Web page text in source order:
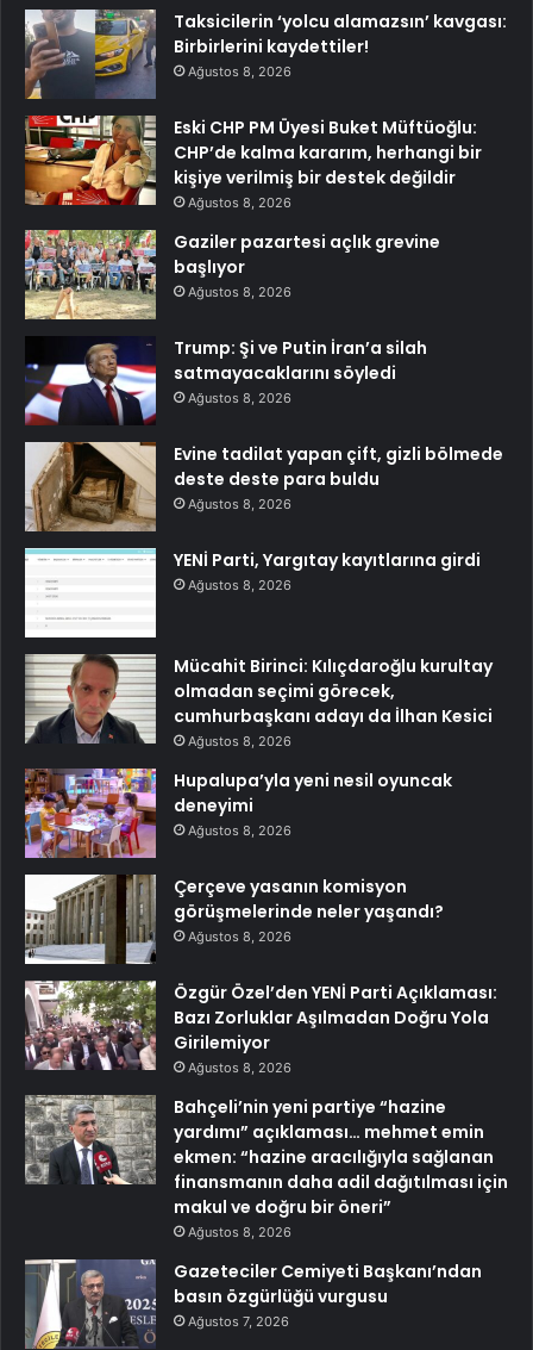
Taksicilerin ‘yolcu alamazsın’ kavgası:
Birbirlerini kaydettiler!
Ağustos 8, 2026
Eski CHP PM Üyesi Buket Müftüoğlu:
CHP’de kalma kararım, herhangi bir
kişiye verilmiş bir destek değildir
Ağustos 8, 2026
Gaziler pazartesi açlık grevine
başlıyor
Ağustos 8, 2026
Trump: Şi ve Putin İran’a silah
satmayacaklarını söyledi
Ağustos 8, 2026
Evine tadilat yapan çift, gizli bölmede
deste deste para buldu
Ağustos 8, 2026
YENİ Parti, Yargıtay kayıtlarına girdi
Ağustos 8, 2026
Mücahit Birinci: Kılıçdaroğlu kurultay
olmadan seçimi görecek,
cumhurbaşkanı adayı da İlhan Kesici
Ağustos 8, 2026
Hupalupa’yla yeni nesil oyuncak
deneyimi
Ağustos 8, 2026
Çerçeve yasanın komisyon
görüşmelerinde neler yaşandı?
Ağustos 8, 2026
Özgür Özel’den YENİ Parti Açıklaması:
Bazı Zorluklar Aşılmadan Doğru Yola
Girilemiyor
Ağustos 8, 2026
Bahçeli’nin yeni partiye “hazine
yardımı” açıklaması… mehmet emin
ekmen: “hazine aracılığıyla sağlanan
finansmanın daha adil dağıtılması için
makul ve doğru bir öneri”
Ağustos 8, 2026
Gazeteciler Cemiyeti Başkanı’ndan
basın özgürlüğü vurgusu
Ağustos 7, 2026